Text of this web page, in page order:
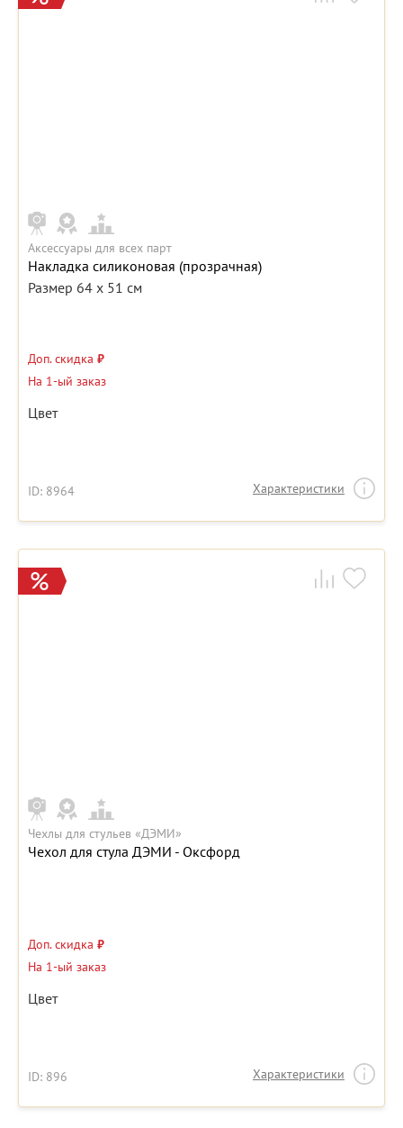
Аксессуары для всех парт
Накладка силиконовая (прозрачная)
Размер 64 х 51 см
Доп. скидка ₽
На 1-ый заказ
Цвет
ID: 8964 Характеристики
Чехлы для стульев «ДЭМИ»
Чехол для стула ДЭМИ - Оксфорд
Доп. скидка ₽
На 1-ый заказ
Цвет
ID: 896 Характеристики